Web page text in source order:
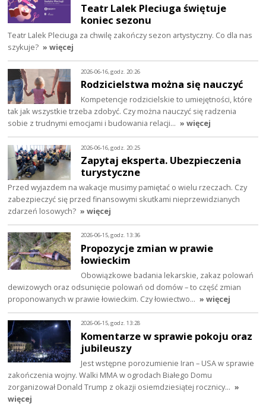
Teatr Lalek Pleciuga świętuje
koniec sezonu
Teatr Lalek Pleciuga za chwilę zakończy sezon artystyczny. Co dla nas
szykuje? » więcej
2026-06-16, godz. 20:26
Rodzicielstwa można się nauczyć
Kompetencje rodzicielskie to umiejętności, które
tak jak wszystkie trzeba zdobyć. Czy można nauczyć się radzenia
sobie z trudnymi emocjami i budowania relacji… » więcej
2026-06-16, godz. 20:25
Zapytaj eksperta. Ubezpieczenia
turystyczne
Przed wyjazdem na wakacje musimy pamiętać o wielu rzeczach. Czy
zabezpieczyć się przed finansowymi skutkami nieprzewidzianych
zdarzeń losowych? » więcej
2026-06-15, godz. 13:36
Propozycje zmian w prawie
łowieckim
Obowiązkowe badania lekarskie, zakaz polowań
dewizowych oraz odsunięcie polowań od domów – to część zmian
proponowanych w prawie łowieckim. Czy łowiectwo… » więcej
2026-06-15, godz. 13:28
Komentarze w sprawie pokoju oraz
jubileuszy
Jest wstępne porozumienie Iran – USA w sprawie
zakończenia wojny. Walki MMA w ogrodach Białego Domu
zorganizował Donald Trump z okazji osiemdziesiątej rocznicy… »
więcej